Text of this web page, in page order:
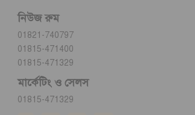
নিউজ রুম
01821-740797
01815-471400
01815-471329
মার্কেটিং ও সেলস
01815-471329